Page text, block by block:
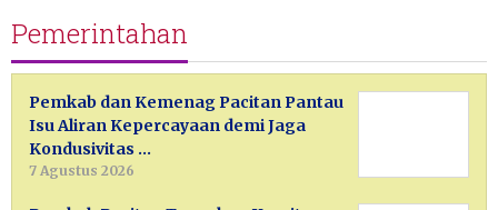
Pemerintahan
Pemkab dan Kemenag Pacitan Pantau
Isu Aliran Kepercayaan demi Jaga
Kondusivitas …
7 Agustus 2026